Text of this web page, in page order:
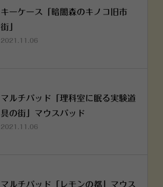
キーケース「暗闇森のキノコ旧市
街」
2021.11.06
マルチパッド「理科室に眠る実験道
具の街」マウスパッド
2021.11.06
マルチパッド「レモンの都」マウス